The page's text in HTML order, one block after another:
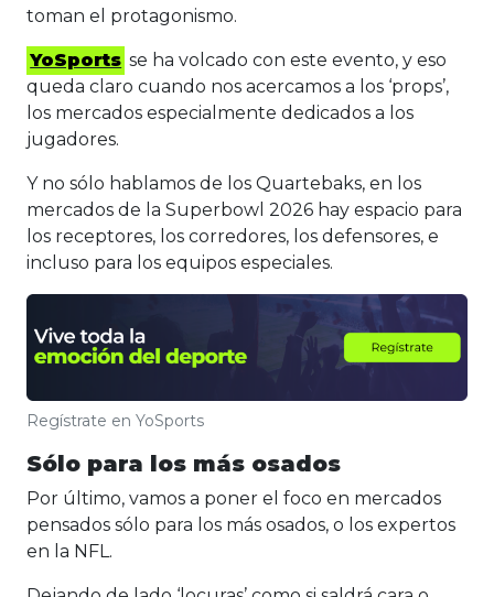
toman el protagonismo.
YoSports se ha volcado con este evento, y eso
queda claro cuando nos acercamos a los ‘props’,
los mercados especialmente dedicados a los
jugadores.
Y no sólo hablamos de los Quartebaks, en los
mercados de la Superbowl 2026 hay espacio para
los receptores, los corredores, los defensores, e
incluso para los equipos especiales.
Regístrate en YoSports
Sólo para los más osados
Por último, vamos a poner el foco en mercados
pensados sólo para los más osados, o los expertos
en la NFL.